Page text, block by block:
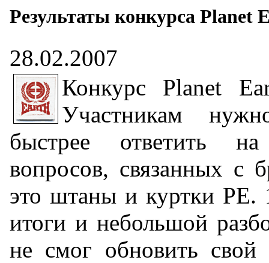
Результаты конкурса Planet
28.02.2007
Конкурс Planet
Участникам
быстрее ответить
вопросов, связанных с
это штаны и куртки PE.
итоги и небольшой
не смог обновить свой